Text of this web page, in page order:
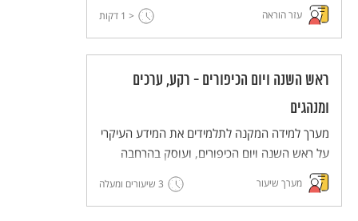
עזר הוראה < 1 דקות
ראש השנה ויום הכיפורים - רקע, ערכים
ומנהגים
מערך למידה המקנה לתלמידים את המידע העיקרי
על ראש השנה ויום הכיפורים, ועוסק בהרחבה
בערכים שעולים מהחגים האלה.
מערך שיעור 3 שיעורים ומעלה